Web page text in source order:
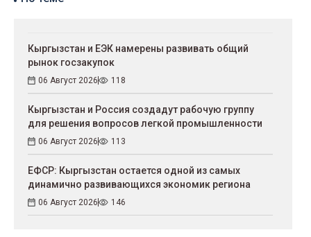
Кыргызстан и ЕЭК намерены развивать общий
рынок госзакупок
06 Август 2026 118
Кыргызстан и Россия создадут рабочую группу
для решения вопросов легкой промышленности
06 Август 2026 113
ЕФСР: Кыргызстан остается одной из самых
динамично развивающихся экономик региона
06 Август 2026 146